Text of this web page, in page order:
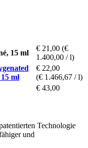
15 ml
€ 21,00 (€
1.400,00 / l)
ml
€ 22,00
(€ 1.466,67 / l)
€ 43,00
Technologie
und